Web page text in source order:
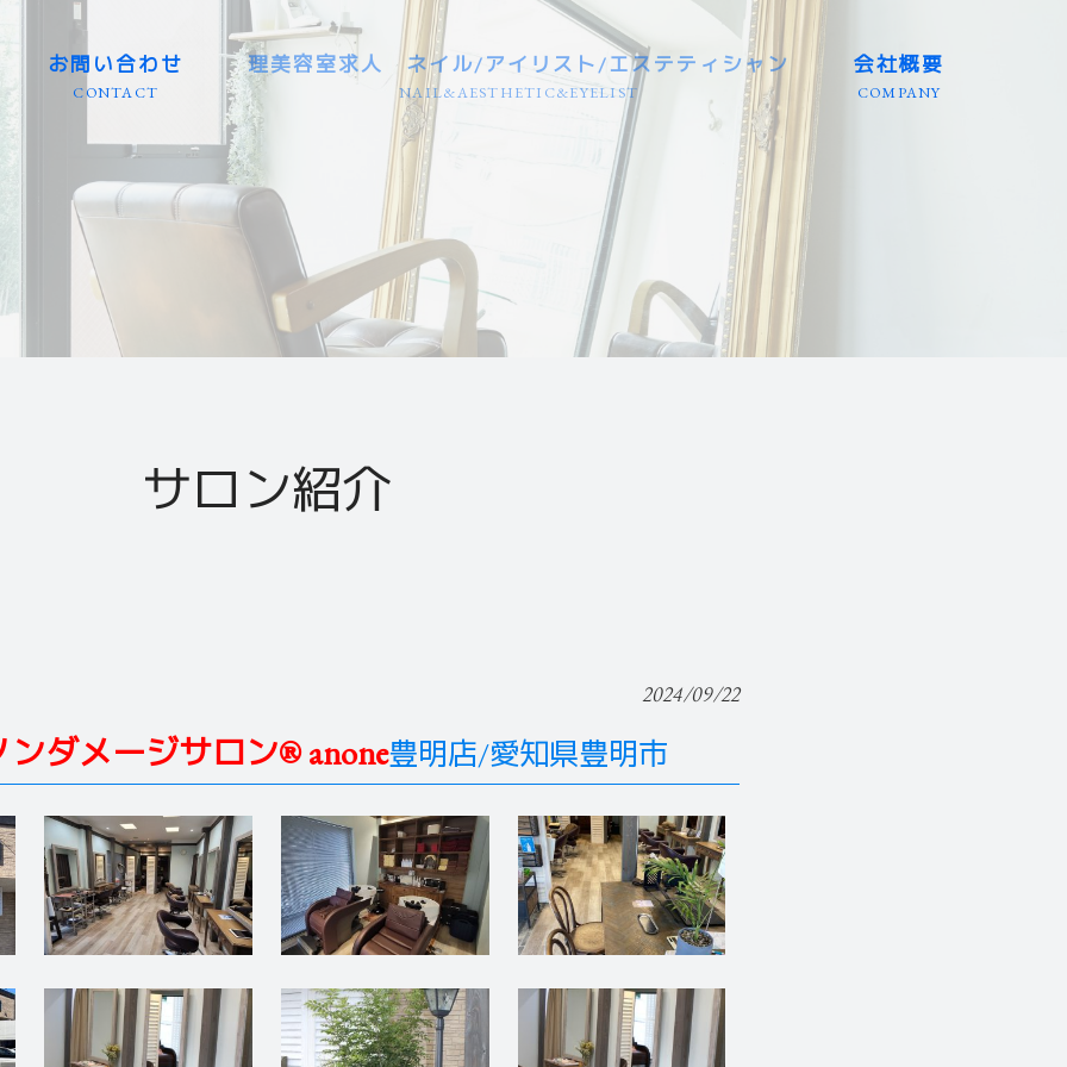
お問い合わせ
CONTACT
理美容室求人 ネイル/アイリスト/エステティシャン
NAIL&AESTHETIC&EYELIST
東海エリア（大型店） 愛知/三重/静岡等
東海エリア（個人店） 愛知/三重/静岡等
岐阜県エリア（大型店・個人店）
業務委託（東海エリア） 愛知/岐阜/三重
カット専門（美容室） 全国エリア
理容室（バーバー） 全国エリア
カラーリスト（専門店） 全国エリア
アイリスト（専門店） 全国エリア
ネイリスト（専門店） 全国エリア
エステティシャン（専門店） 全国エリア
関東エリア 群馬/栃木/茨城/埼玉等
関西エリア 京都/滋賀/大阪/兵庫等
北海道・東北エリア 青森/秋田/岩手
九州・沖縄エリア 福岡/長崎/大分/沖縄
信越・北陸エリア 新潟/長野/富山等
中国・四国エリア 広島/山口/徳島等
会社概要
COMPANY
サロン紹介
2024/09/22
ダメージサロン® anone豊明店/愛知県豊明市